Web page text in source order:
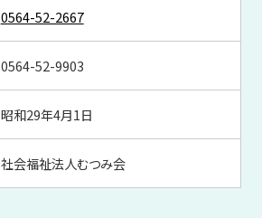
0564-52-2667
0564-52-9903
昭和29年4月1日
社会福祉法人むつみ会